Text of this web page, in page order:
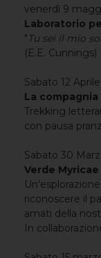
venerdì 9
Laboratorio
" Tu sei il mio
(E.E. Cunnings)
Sabato 12
La
Trekking
con pausa
Sabato 30
Verde Myricae
riconoscere il
amati della
In